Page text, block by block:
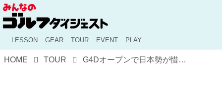
LESSON GEAR TOUR EVENT PLAY
HOME TOUR G4Dオープンで日本勢が惜しくも予選落ち。年齢や障害を越えて選手たちが魅せるゴルフ愛【The Power of GOLF～障害者ゴルフ千思万考 番外編 #3】